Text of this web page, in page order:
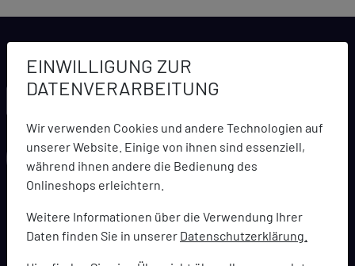
EINWILLIGUNG ZUR
DATENVERARBEITUNG
Wir verwenden Cookies und andere Technologien auf
unserer Website. Einige von ihnen sind essenziell,
während ihnen andere die Bedienung des
Onlineshops erleichtern.
Weitere Informationen über die Verwendung Ihrer
Daten finden Sie in unserer Datenschutzerklärung.
LARCA NEWSLETTER
Bleiben Sie immer topaktuell informiert über Angebote,
Coupons und Gutscheinaktionen